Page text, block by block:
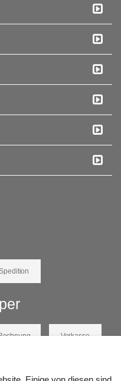
Vorkasse